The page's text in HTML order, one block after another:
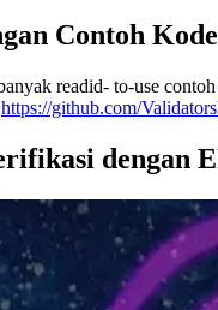
Contoh Kode
readid- to-use
https://github.com/
dengan